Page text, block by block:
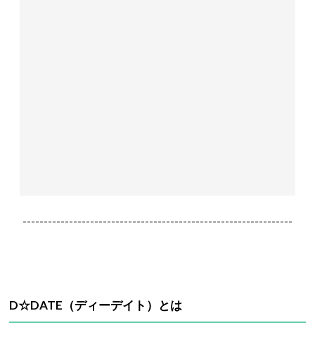
----------------------------------------------------------------
D☆DATE （ディーデイト） とは